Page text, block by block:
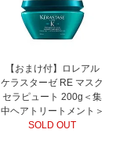
【おまけ付】ロレアル
ケラスターゼ RE マスク
セラピュート 200g＜集
中ヘアトリートメント＞
SOLD OUT